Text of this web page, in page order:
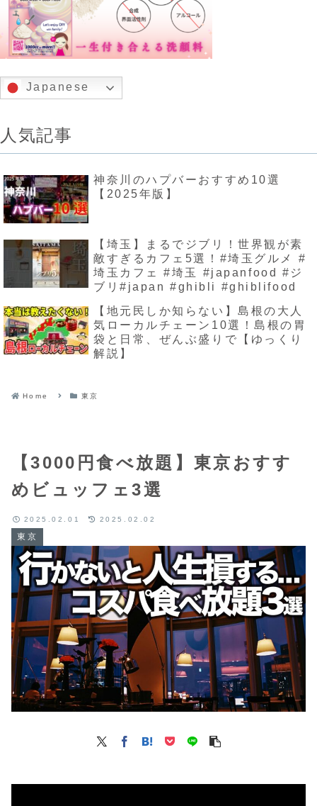
Japanese
人気記事
神奈川のハプバーおすすめ10選
【2025年版】
【埼玉】まるでジブリ！世界観が素
敵すぎるカフェ5選！#埼玉グルメ #
埼玉カフェ #埼玉 #japanfood #ジ
ブリ#japan #ghibli #ghiblifood
【地元民しか知らない】島根の大人
気ローカルチェーン10選！島根の胃
袋と日常、ぜんぶ盛りで【ゆっくり
解説】
Home 東京
【3000円食べ放題】東京おすす
めビュッフェ3選
東京
2025.02.01 2025.02.02